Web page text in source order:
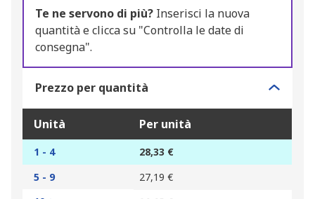
Te ne servono di più? Inserisci la nuova
quantità e clicca su "Controlla le date di
consegna".
Prezzo per quantità
Unità Per unità
1 - 4
28,33 €
5 - 9
27,19 €